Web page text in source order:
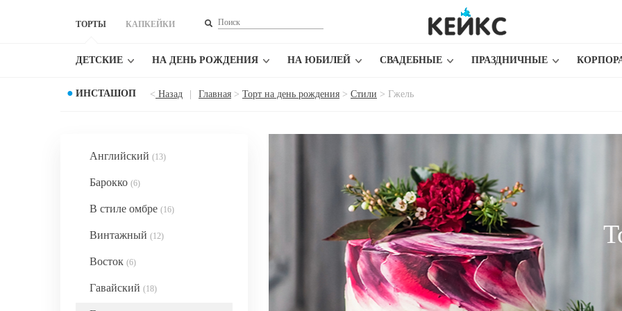
ТОРТЫ КАПКЕЙКИ
ДЕТСКИЕ НА ДЕНЬ РОЖДЕНИЯ НА ЮБИЛЕЙ СВАДЕБНЫЕ ПРАЗДНИЧНЫЕ
● ИНСТАШОП < Назад Главная > Торт на день рождения > Стили > Гжель
Английский (13)
Барокко (6)
В стиле омбре (16)
Винтажный (12)
Восток (6)
Гавайский (18)